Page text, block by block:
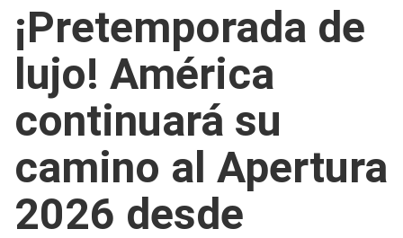
¡Pretemporada de
lujo! América
continuará su
camino al Apertura
2026 desde